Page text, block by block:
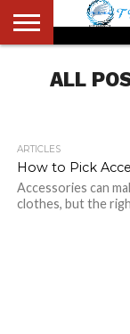
US
ACCOUNT
AUTHORS
LIST
FULL-
WIDTH
HOME
LATEST
NEWS
LOGIN
LOGOUT
MEMBERS
PASSWORD
RESET
REGISTER
SAMPLE
PAGE
TYPOGRAPHY
USER
ALL
ARTICLES
How to Pick
Accessories can
clothes, but the